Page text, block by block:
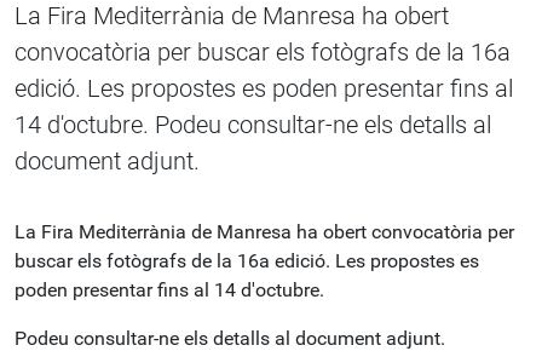
La Fira Mediterrània de Manresa ha obert
convocatòria per buscar els fotògrafs de la 16a
edició. Les propostes es poden presentar fins al
14 d'octubre. Podeu consultar-ne els detalls al
document adjunt.
La Fira Mediterrània de Manresa ha obert convocatòria per
buscar els fotògrafs de la 16a edició. Les propostes es
poden presentar fins al 14 d'octubre.
Podeu consultar-ne els detalls al document adjunt.